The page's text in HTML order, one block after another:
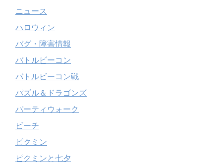
ニュース
ハロウィン
バグ・障害情報
バトルビーコン
バトルビーコン戦
パズル＆ドラゴンズ
パーティウォーク
ビーチ
ピクミン
ピクミンと七夕